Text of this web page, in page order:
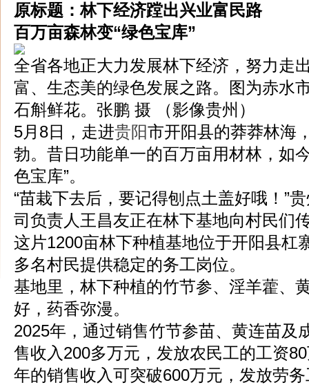
原标题：林下经济蹚出兴业富民路
百万亩森林变“绿色宝库”
全省各地正大力发展林下经济，努力走
富、生态美的绿色发展之路。图为赤水
石斛鲜花。张鹏 摄 （影像贵州）
5月8日，走进贵阳市开阳县的莽莽林海
勃。昔日功能单一的百万亩用材林，如
色宝库”。
“苗栽下去后，要记得刨点土盖好哦！”
司负责人王昌友正在林下基地向村民们
这片1200亩林下种植基地位于开阳县杠
多名村民提供稳定的务工岗位。
基地里，林下种植的竹节参、淫羊藿、
好，药香弥漫。
2025年，通过销售竹节参苗、黄连苗及
售收入200多万元，发放农民工的工资
年的销售收入可突破600万元，发放劳